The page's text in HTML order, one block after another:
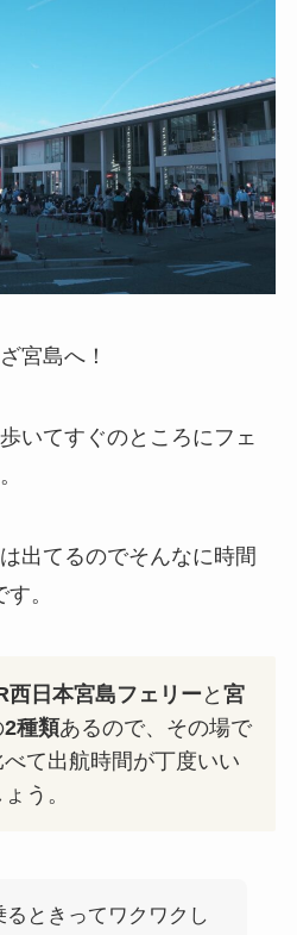
宮島へ！
いてすぐのところにフェ
出てるのでそんなに時間
。
西日本宮島フェリー と宮
2種類あるので、その場で
て出航時間が丁度いい
う。
るときってワクワクし